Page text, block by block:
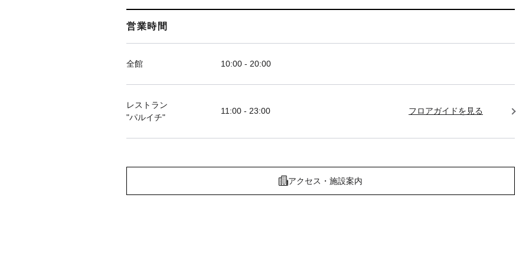
営業時間
全館 10:00 - 20:00
レストラン
"パルイチ"
11:00 - 23:00 フロアガイドを見る
アクセス・施設案内